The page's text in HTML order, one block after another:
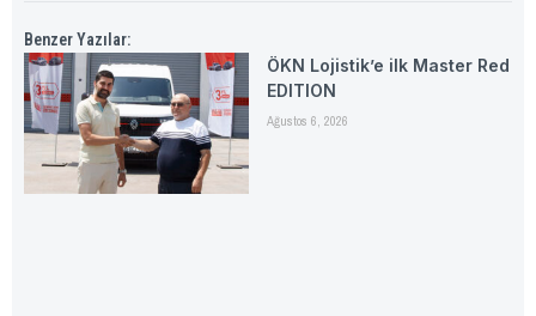
Benzer Yazılar:
ÖKN Lojistik’e ilk Master Red
EDITION
Ağustos 6, 2026